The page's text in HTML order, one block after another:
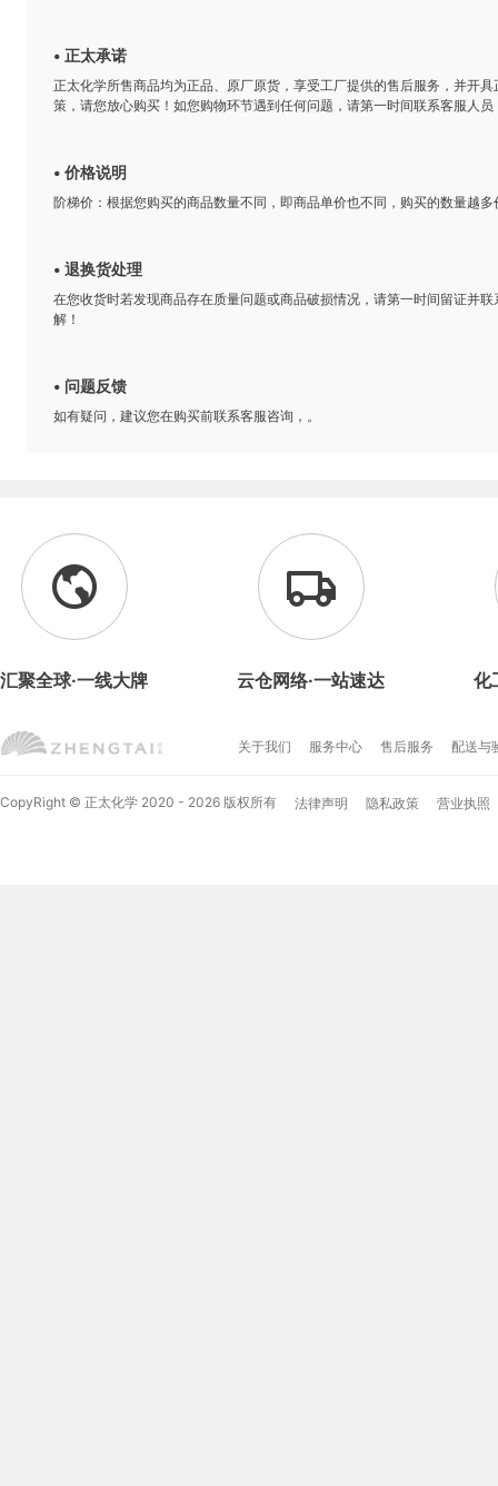
• 正太承诺
正太化学所售商品均为正品、原厂原货，享受工厂提供的售后服务，并开
策，请您放心购买！如您购物环节遇到任何问题，请第一时间联系客服人
• 价格说明
阶梯价：根据您购买的商品数量不同，即商品单价也不同，购买的数量越多
• 退换货处理
在您收货时若发现商品存在质量问题或商品破损情况，请第一时间留证并
解！
• 问题反馈
如有疑问，建议您在购买前联系客服咨询，。
汇聚全球·一线大牌 云仓网络·一站速达 化
关于我们 服务中心 售后服务 配送与
CopyRight © 正太化学 2020 - 2026 版权所有 法律声明 隐私政策 营业执照